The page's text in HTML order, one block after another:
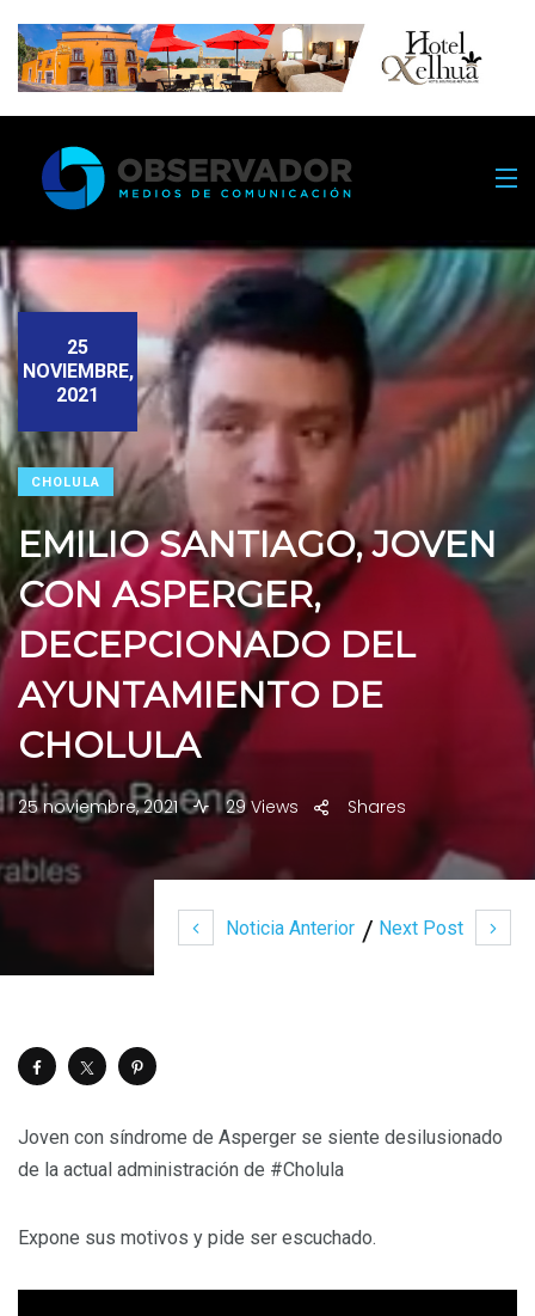
Noticia Anterior Next Post
25
NOVIEMBRE,
2021
CHOLULA
EMILIO SANTIAGO, JOVEN
CON ASPERGER,
DECEPCIONADO DEL
AYUNTAMIENTO DE
CHOLULA
25 noviembre, 2021 29 Views Shares
Joven con síndrome de Asperger se siente desilusionado
de la actual administración de #Cholula
Expone sus motivos y pide ser escuchado.